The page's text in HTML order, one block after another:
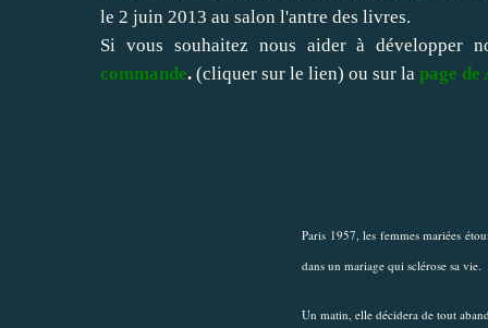
le 2 juin 2013 au salon l'antre des livres.
Si vous souhaitez nous aider à développer
commande. (cliquer sur le lien) ou sur la page
Paris 1957, les femmes mariées
dans un mariage qui sclérose sa vie.
Un matin, elle décidera de tout